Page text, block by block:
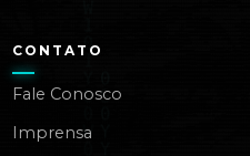
CONTATO
Fale Conosco
Imprensa